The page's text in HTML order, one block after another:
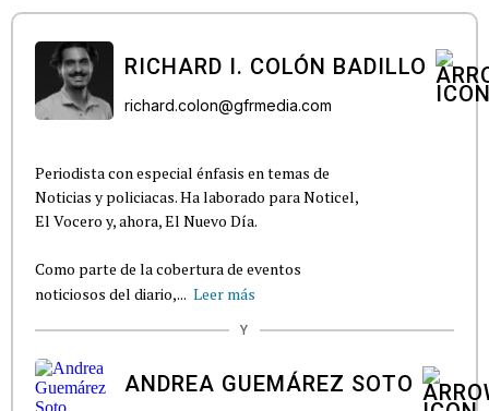
RICHARD I. COLÓN BADILLO
richard.colon@gfrmedia.com
Periodista con especial énfasis en temas de
Noticias y policiacas. Ha laborado para Noticel,
El Vocero y, ahora, El Nuevo Día.
Como parte de la cobertura de eventos
noticiosos del diario,... Leer más
Y
ANDREA GUEMÁREZ SOTO